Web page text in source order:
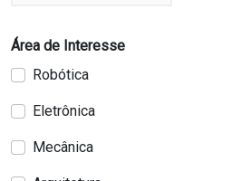
Área de Interesse
Robótica
Eletrônica
Mecânica